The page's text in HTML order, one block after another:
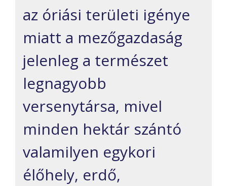
az óriási területi igénye
miatt a mezőgazdaság
jelenleg a természet
legnagyobb
versenytársa, mivel
minden hektár szántó
valamilyen egykori
élőhely, erdő,